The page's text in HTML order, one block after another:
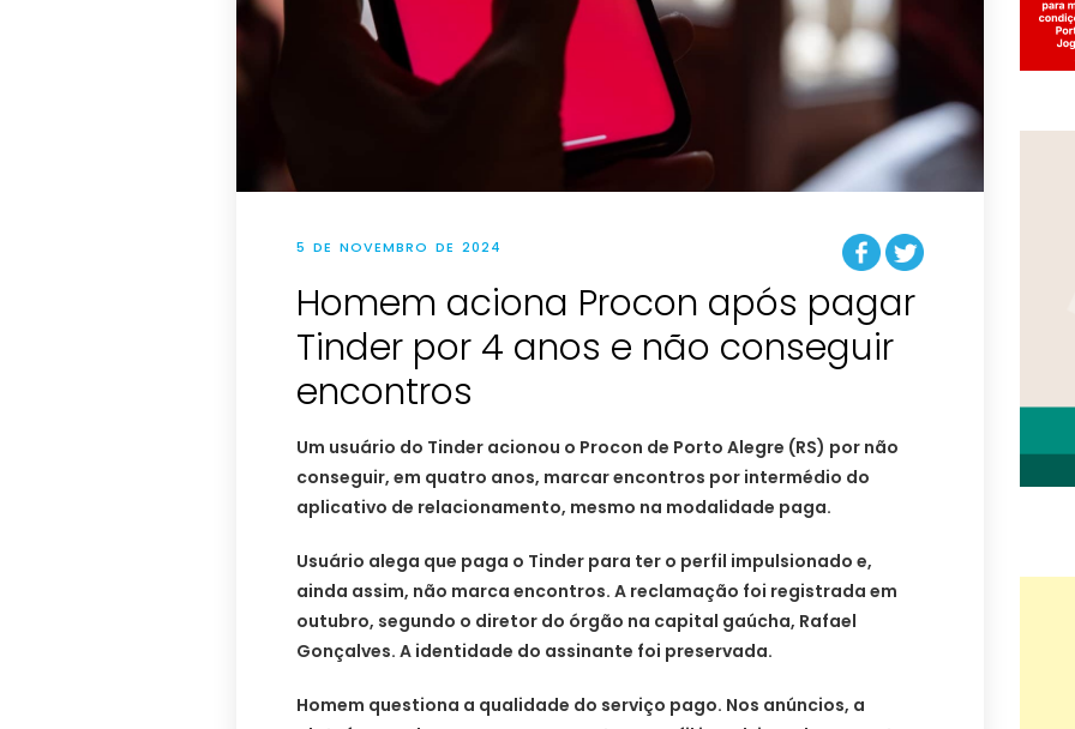
5 DE NOVEMBRO DE 2024
Homem aciona Procon após pagar
Tinder por 4 anos e não conseguir
encontros
Um usuário do Tinder acionou o Procon de Porto Alegre (RS) por não
conseguir, em quatro anos, marcar encontros por intermédio do
aplicativo de relacionamento, mesmo na modalidade paga.
Usuário alega que paga o Tinder para ter o perfil impulsionado e,
ainda assim, não marca encontros. A reclamação foi registrada em
outubro, segundo o diretor do órgão na capital gaúcha, Rafael
Gonçalves. A identidade do assinante foi preservada.
Homem questiona a qualidade do serviço pago. Nos anúncios, a